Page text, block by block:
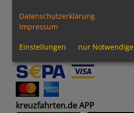
kreuzfahrten.de APP
Datenschutzerklärung
Impressum
Einstellungen nur Notwendige